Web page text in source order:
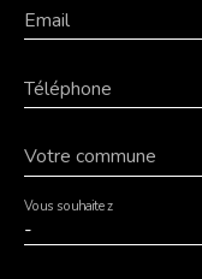
Email
Téléphone
Votre commune
-
Vous souhaitez